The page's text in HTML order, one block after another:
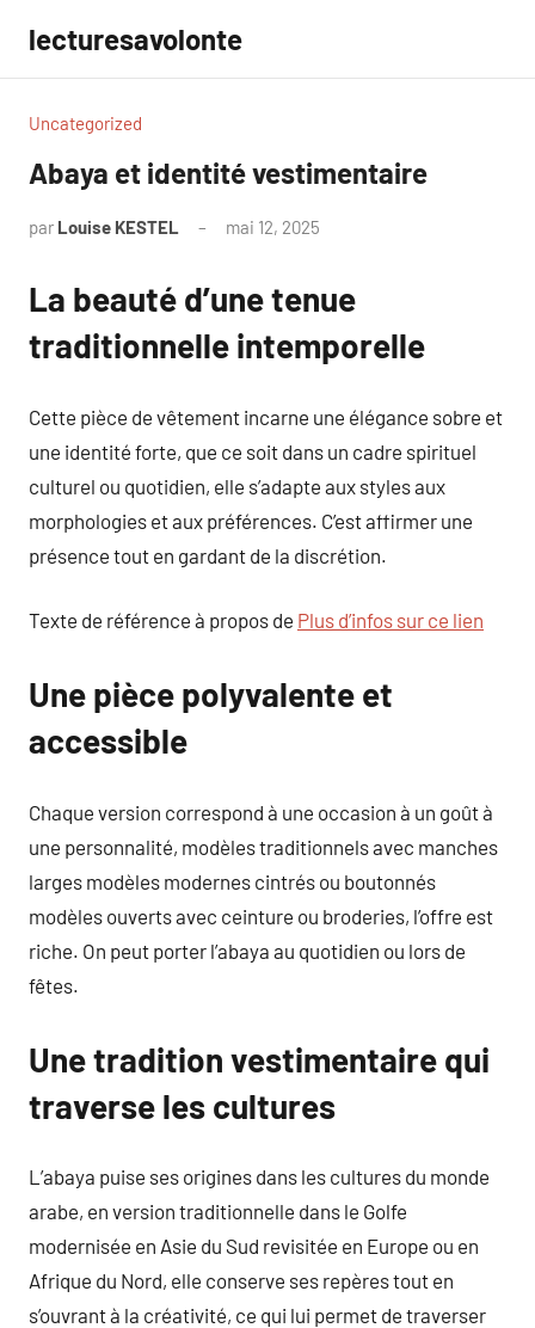
contenu
lecturesavolonte
Uncategorized
Abaya et identité vestimentaire
par Louise KESTEL mai 12, 2025
La beauté d’une tenue
traditionnelle intemporelle
Cette pièce de vêtement incarne une élégance sobre et
une identité forte, que ce soit dans un cadre spirituel
culturel ou quotidien, elle s’adapte aux styles aux
morphologies et aux préférences. C’est affirmer une
présence tout en gardant de la discrétion.
Texte de référence à propos de Plus d’infos sur ce lien
Une pièce polyvalente et
accessible
Chaque version correspond à une occasion à un goût à
une personnalité, modèles traditionnels avec manches
larges modèles modernes cintrés ou boutonnés
modèles ouverts avec ceinture ou broderies, l’offre est
riche. On peut porter l’abaya au quotidien ou lors de
fêtes.
Une tradition vestimentaire qui
traverse les cultures
L’abaya puise ses origines dans les cultures du monde
arabe, en version traditionnelle dans le Golfe
modernisée en Asie du Sud revisitée en Europe ou en
Afrique du Nord, elle conserve ses repères tout en
s’ouvrant à la créativité, ce qui lui permet de traverser